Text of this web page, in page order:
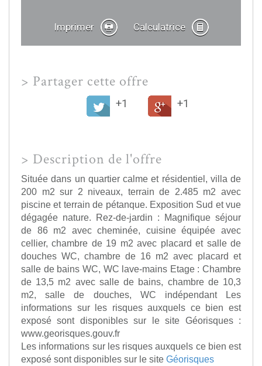
Imprimer Calculatrice
> Partager cette offre
+1 +1
> Description de l'offre
Située dans un quartier calme et résidentiel, villa de
200 m2 sur 2 niveaux, terrain de 2.485 m2 avec
piscine et terrain de pétanque. Exposition Sud et vue
dégagée nature. Rez-de-jardin : Magnifique séjour
de 86 m2 avec cheminée, cuisine équipée avec
cellier, chambre de 19 m2 avec placard et salle de
douches WC, chambre de 16 m2 avec placard et
salle de bains WC, WC lave-mains Etage : Chambre
de 13,5 m2 avec salle de bains, chambre de 10,3
m2, salle de douches, WC indépendant Les
informations sur les risques auxquels ce bien est
exposé sont disponibles sur le site Géorisques :
www.georisques.gouv.fr
Les informations sur les risques auxquels ce bien est
exposé sont disponibles sur le site Géorisques